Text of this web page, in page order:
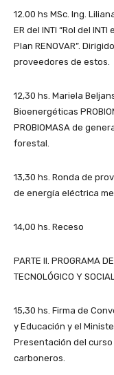
12.00 hs MSc. Ing.
ER del INTI “Rol del
Plan RENOVAR”.
proveedores de estos.
12,30 hs. Mariela
Bioenergéticas
PROBIOMASA de
forestal.
13,30 hs. Ronda de
de energía eléctrica
14,00 hs. Receso
PARTE II. PROGRAMA
TECNOLÓGICO Y
15,30 hs. Firma de
y Educación y el
Presentación del
carboneros.